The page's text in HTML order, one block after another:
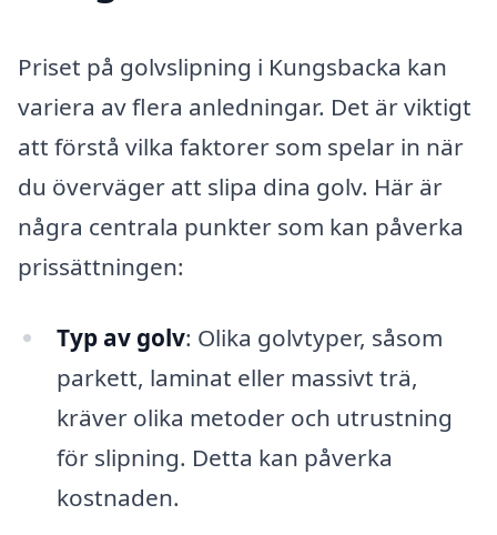
Priset på golvslipning i Kungsbacka kan
variera av flera anledningar. Det är viktigt
att förstå vilka faktorer som spelar in när
du överväger att slipa dina golv. Här är
några centrala punkter som kan påverka
prissättningen:
Typ av golv: Olika golvtyper, såsom
parkett, laminat eller massivt trä,
kräver olika metoder och utrustning
för slipning. Detta kan påverka
kostnaden.